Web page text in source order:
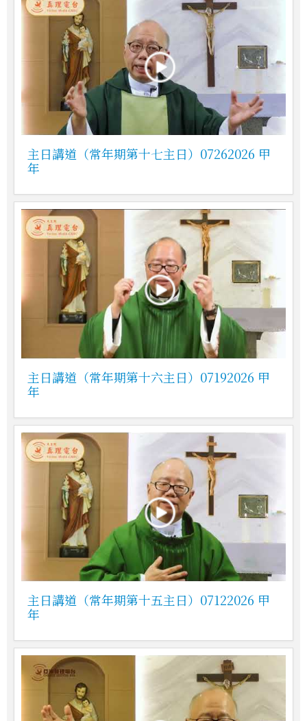
主日講道（常年期第十七主日）07262026 甲
年
主日講道（常年期第十六主日）07192026 甲
年
主日講道（常年期第十五主日）07122026 甲
年